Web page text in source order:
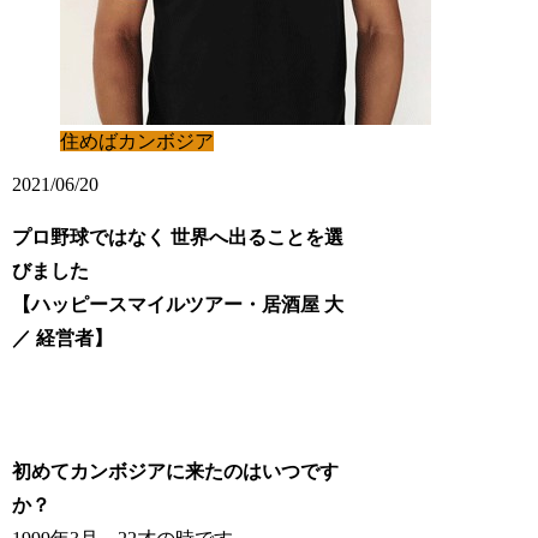
住めばカンボジア
2021/06/20
プロ野球ではなく 世界へ出ることを選
びました
【ハッピースマイルツアー・居酒屋 大
／ 経営者】
初めてカンボジアに来たのはいつです
か？